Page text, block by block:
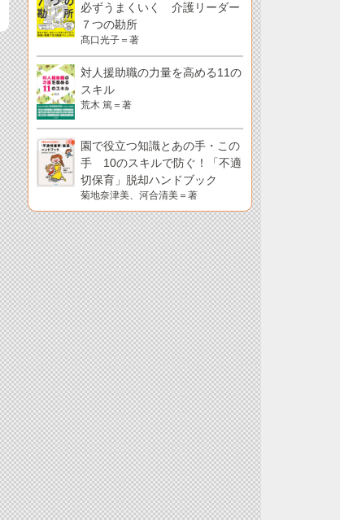
必ずうまくいく 介護リーダー
７つの勘所
髙口光子＝著
対人援助職の力量を高める11の
スキル
荒木 篤＝著
園で役立つ知識とあの手・この
手 10のスキルで防ぐ！「不適
切保育」脱却ハンドブック
菊地奈津美、河合清美＝著